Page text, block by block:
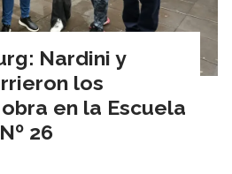
Nardini y
los
en la Escuela
26